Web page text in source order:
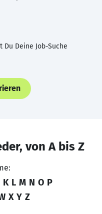
Deine Job-Suche
von A bis Z
K L M N O P
X Y Z